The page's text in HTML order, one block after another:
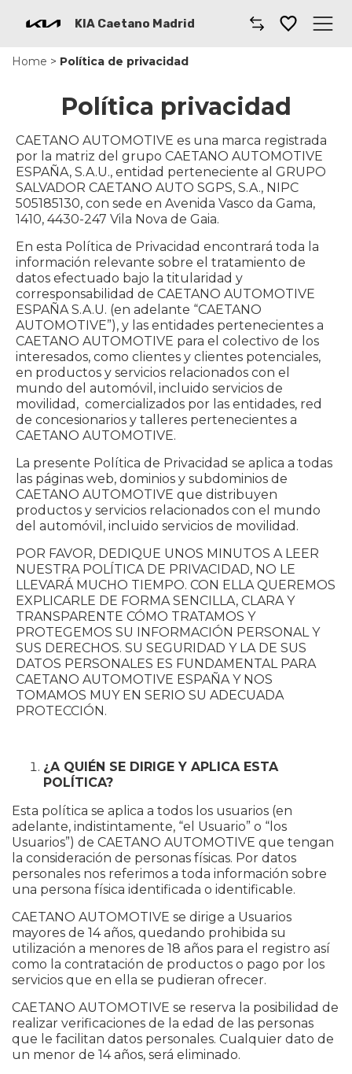
KIA Caetano Madrid
Caetano
Comprar un coche
Gama de Modelos
Furgonetas
Taller
Kia Renting
Dónde encontrarnos
Home > Política de privacidad
Política privacidad
CAETANO AUTOMOTIVE es una marca registrada
por la matriz del grupo CAETANO AUTOMOTIVE
ESPAÑA, S.A.U., entidad perteneciente al GRUPO
SALVADOR CAETANO AUTO SGPS, S.A., NIPC
505185130, con sede en Avenida Vasco da Gama,
1410, 4430-247 Vila Nova de Gaia.
En esta Política de Privacidad encontrará toda la
información relevante sobre el tratamiento de
datos efectuado bajo la titularidad y
corresponsabilidad de CAETANO AUTOMOTIVE
ESPAÑA S.A.U. (en adelante “CAETANO
AUTOMOTIVE”), y las entidades pertenecientes a
CAETANO AUTOMOTIVE para el colectivo de los
interesados, como clientes y clientes potenciales,
en productos y servicios relacionados con el
mundo del automóvil, incluido servicios de
movilidad, comercializados por las entidades, red
de concesionarios y talleres pertenecientes a
CAETANO AUTOMOTIVE.
La presente Política de Privacidad se aplica a todas
las páginas web, dominios y subdominios de
CAETANO AUTOMOTIVE que distribuyen
productos y servicios relacionados con el mundo
del automóvil, incluido servicios de movilidad.
POR FAVOR, DEDIQUE UNOS MINUTOS A LEER
NUESTRA POLÍTICA DE PRIVACIDAD, NO LE
LLEVARÁ MUCHO TIEMPO. CON ELLA QUEREMOS
EXPLICARLE DE FORMA SENCILLA, CLARA Y
TRANSPARENTE CÓMO TRATAMOS Y
PROTEGEMOS SU INFORMACIÓN PERSONAL Y
SUS DERECHOS. SU SEGURIDAD Y LA DE SUS
DATOS PERSONALES ES FUNDAMENTAL PARA
CAETANO AUTOMOTIVE ESPAÑA Y NOS
TOMAMOS MUY EN SERIO SU ADECUADA
PROTECCIÓN.
¿A QUIÉN SE DIRIGE Y APLICA ESTA
POLÍTICA?
Esta política se aplica a todos los usuarios (en
adelante, indistintamente, “el Usuario” o “los
Usuarios”) de CAETANO AUTOMOTIVE que tengan
la consideración de personas físicas. Por datos
personales nos referimos a toda información sobre
una persona física identificada o identificable.
CAETANO AUTOMOTIVE se dirige a Usuarios
mayores de 14 años, quedando prohibida su
utilización a menores de 18 años para el registro así
como la contratación de productos o pago por los
servicios que en ella se pudieran ofrecer.
CAETANO AUTOMOTIVE se reserva la posibilidad de
realizar verificaciones de la edad de las personas
que le facilitan datos personales. Cualquier dato de
un menor de 14 años, será eliminado.